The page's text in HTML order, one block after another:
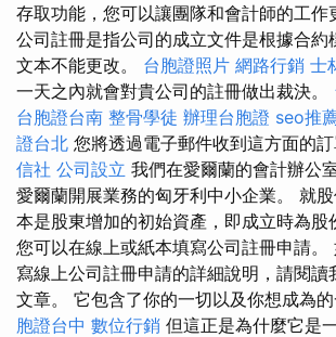
存取功能，您可以讓團隊和會計師的工作
公司註冊是指公司的成立文件是根據合約
文本不能更改。 台胞證照片 網路行銷 士
一天之內就會對貴公司的註冊做出裁決。
台胞證台南 整骨學徒 辦理台胞證 seo推
證台北 您將透過電子郵件收到這方面的訂
信社 公司設立 我們在愛爾蘭的會計辦公
愛爾蘭開展業務的匈牙利中小企業。 就
本是股東增加的初始資產，即成立時為股
您可以在線上或紙本填寫公司註冊申請。
寫線上公司註冊申請的詳細說明，請閱讀
文章。 它包含了你的一切以及你想成為的
胞證台中 數位行銷 但這正是為什麼它是